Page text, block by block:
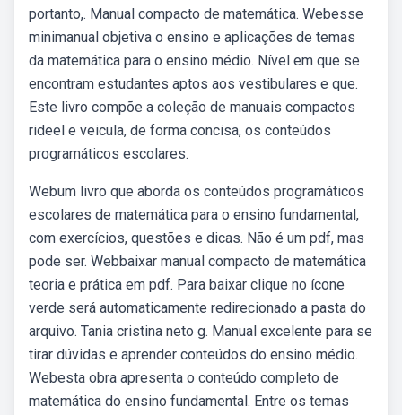
portanto,. Manual compacto de matemática. Webesse
minimanual objetiva o ensino e aplicações de temas
da matemática para o ensino médio. Nível em que se
encontram estudantes aptos aos vestibulares e que.
Este livro compõe a coleção de manuais compactos
rideel e veicula, de forma concisa, os conteúdos
programáticos escolares.
Webum livro que aborda os conteúdos programáticos
escolares de matemática para o ensino fundamental,
com exercícios, questões e dicas. Não é um pdf, mas
pode ser. Webbaixar manual compacto de matemática
teoria e prática em pdf. Para baixar clique no ícone
verde será automaticamente redirecionado a pasta do
arquivo. Tania cristina neto g. Manual excelente para se
tirar dúvidas e aprender conteúdos do ensino médio.
Webesta obra apresenta o conteúdo completo de
matemática do ensino fundamental. Entre os temas